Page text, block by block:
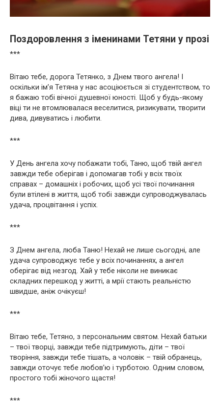
Поздоровлення з іменинами Тетяни у прозі
***
Вітаю тебе, дорога Тетянко, з Днем твого ангела! І
оскільки ім’я Тетяна у нас асоціюється зі студентством, то
я бажаю тобі вічної душевної юності. Щоб у будь-якому
віці ти не втомлювалася веселитися, ризикувати, творити
дива, дивуватись і любити.
***
У День ангела хочу побажати тобі, Таню, щоб твій ангел
завжди тебе оберігав і допомагав тобі у всіх твоїх
справах – домашніх і робочих, щоб усі твої починання
були втілені в життя, щоб тобі завжди супроводжувалась
удача, процвітання і успіх.
***
З Днем ангела, люба Таню! Нехай не лише сьогодні, але
удача супроводжує тебе у всіх починаннях, а ангел
оберігає від незгод. Хай у тебе ніколи не виникає
складних перешкод у житті, а мрії стають реальністю
швидше, аніж очікуєш!
***
Вітаю тебе, Тетяно, з персональним святом. Нехай батьки
– твої творці, завжди тебе підтримують, діти – твої
творіння, завжди тебе тішать, а чоловік – твій обранець,
завжди оточує тебе любов’ю і турботою. Одним словом,
простого тобі жіночого щастя!
***